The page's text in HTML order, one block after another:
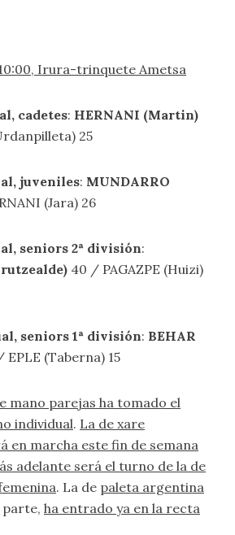
Irura-trinquete Ametsa
cadetes: HERNANI (Martin)
25
juveniles: MUNDARRO
(Jara) 26
seniors 2ª división:
40 / PAGAZPE (Huizi)
seniors 1ª división: BEHAR
EPLE (Taberna) 15
mano parejas ha tomado el
individual. La de xare
en marcha este fin de semana
adelante será el turno de la de
. La de paleta argentina
parte, ha entrado ya en la recta